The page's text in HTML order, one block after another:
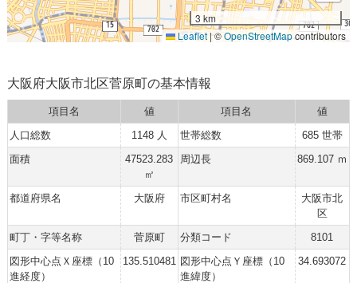
3 km
Leaflet | ©OpenStreetMapcontributors
大阪府大阪市北区菅原町の基本情報
項目名 値 項目名
値
人口総数
1148 人 世帯総数
685 世帯
面積
47523.283
㎡
周辺長 869.107 ｍ
都道府県名 大阪府 市区町村名
大阪市北
区
町丁・字等名称
菅原町 分類コード
8101
図形中心点Ｘ座標（10
進経度）
135.510481 図形中心点Ｙ座標（10
進緯度）
34.693072